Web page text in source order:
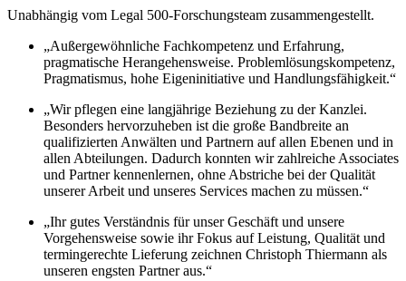
Unabhängig vom Legal 500-Forschungsteam zusammengestellt.
„Außergewöhnliche Fachkompetenz und Erfahrung,
pragmatische Herangehensweise. Problemlösungskompetenz,
Pragmatismus, hohe Eigeninitiative und Handlungsfähigkeit.“
„Wir pflegen eine langjährige Beziehung zu der Kanzlei.
Besonders hervorzuheben ist die große Bandbreite an
qualifizierten Anwälten und Partnern auf allen Ebenen und in
allen Abteilungen. Dadurch konnten wir zahlreiche Associates
und Partner kennenlernen, ohne Abstriche bei der Qualität
unserer Arbeit und unseres Services machen zu müssen.“
„Ihr gutes Verständnis für unser Geschäft und unsere
Vorgehensweise sowie ihr Fokus auf Leistung, Qualität und
termingerechte Lieferung zeichnen Christoph Thiermann als
unseren engsten Partner aus.“